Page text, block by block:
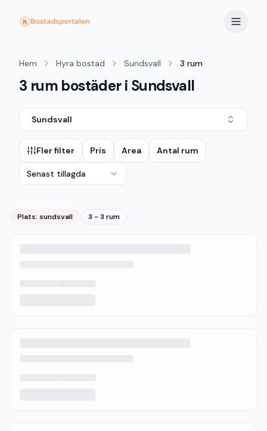
Hem Hyra bostad Sundsvall 3 rum
3 rum bostäder i Sundsvall
Sundsvall
Fler filter Pris Area Antal rum
Senast tillagda
Plats: sundsvall 3 - 3 rum